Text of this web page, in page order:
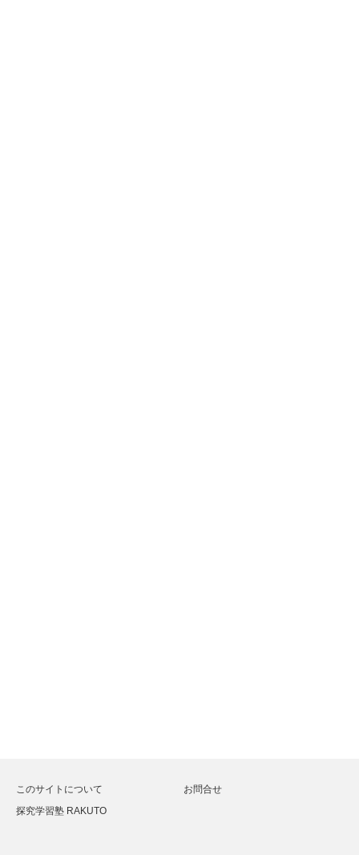
このサイトについて
お問合せ
探究学習塾 RAKUTO